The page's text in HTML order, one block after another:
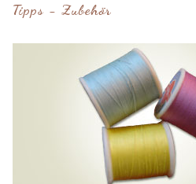
Tipps - Zubehör